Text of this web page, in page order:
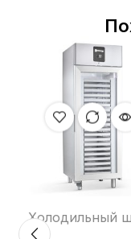
Холодильный